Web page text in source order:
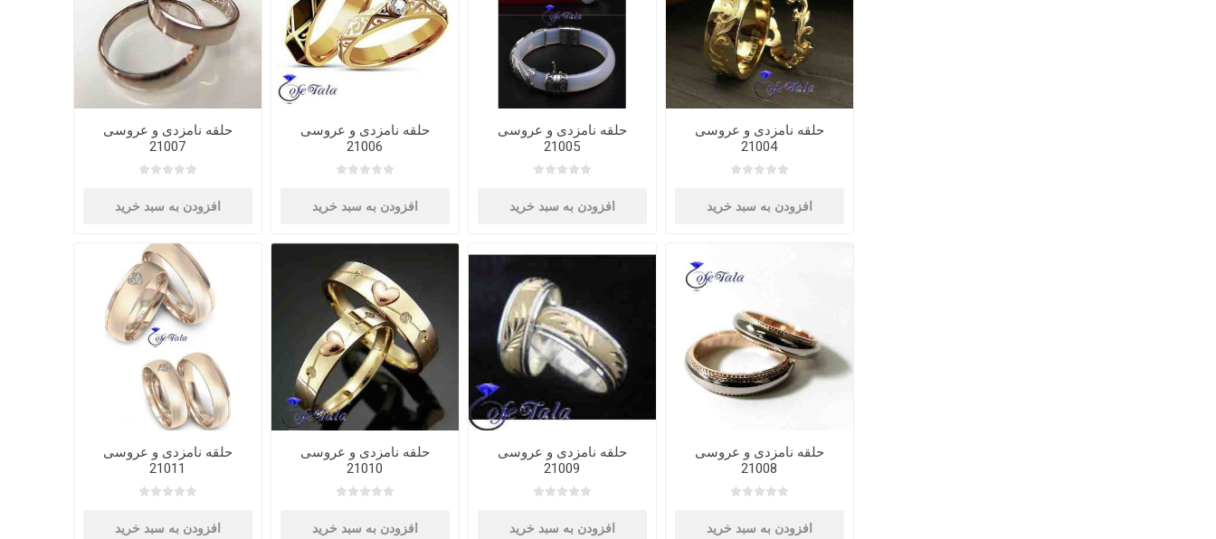
حلقه نامزدی و عروسی
21004
افزودن به سبد خرید
حلقه نامزدی و عروسی
21005
افزودن به سبد خرید
حلقه نامزدی و عروسی
21006
افزودن به سبد خرید
حلقه نامزدی و عروسی
21007
افزودن به سبد خرید
حلقه نامزدی و عروسی
21008
افزودن به سبد خرید
حلقه نامزدی و عروسی
21009
افزودن به سبد خرید
حلقه نامزدی و عروسی
21010
افزودن به سبد خرید
حلقه نامزدی و عروسی
21011
افزودن به سبد خرید